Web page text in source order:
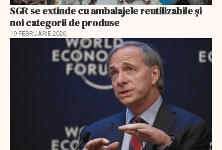
SGR se extinde cu ambalajele reutilizabile și
noi categorii de produse
19 FEBRUARIE 2026